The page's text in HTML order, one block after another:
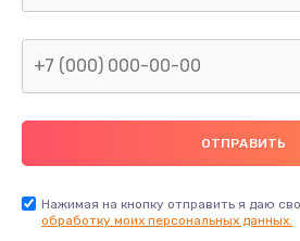
Ремонт
400 руб.
Заказать
Нажимая на кнопку отправить я даю
обработку моих персональных данных.